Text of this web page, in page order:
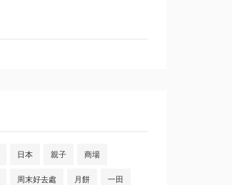
日本 親子 商場
周末好去處 月餅 一田